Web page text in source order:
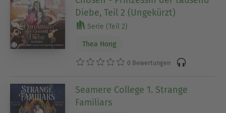
Diebe, Teil 2 (Ungekürzt)
Serie (Teil 2)
Thea Hong
0 Bewertungen
Seamere College 1. Strange
Familiars